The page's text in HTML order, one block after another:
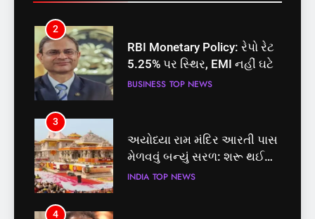
3
અયોધ્યા રામ મંદિર આરતી પાસ
મેળવવું બન્યું સરળ: શરૂ થઈ
તત્કાલ સુવિધા, જાણો સંપૂર્ણ
INDIA TOP NEWS
4
‘ગજિની’ અને ‘લગાન’ ફેમ
અભિનેતા પ્રદીપ રાવતનું 74
વર્ષની વયે નિધન, બ્લડ કેન્સર
ENTERTAINMENT
2
RBI Monetary Policy: રેપો રેટ
5.25% પર સ્થિર, EMI નહીં ઘટે
BUSINESS TOP NEWS
3
અયોધ્યા રામ મંદિર આરતી પાસ
મેળવવું બન્યું સરળ: શરૂ થઈ
તત્કાલ સુવિધા, જાણો સંપૂર્ણ
INDIA TOP NEWS
4